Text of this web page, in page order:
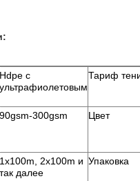
Hdpe с
ультрафиолетовым
Тариф
90gsm-300gsm Цвет
1x100m, 2x100m и
так далее
Упаковка